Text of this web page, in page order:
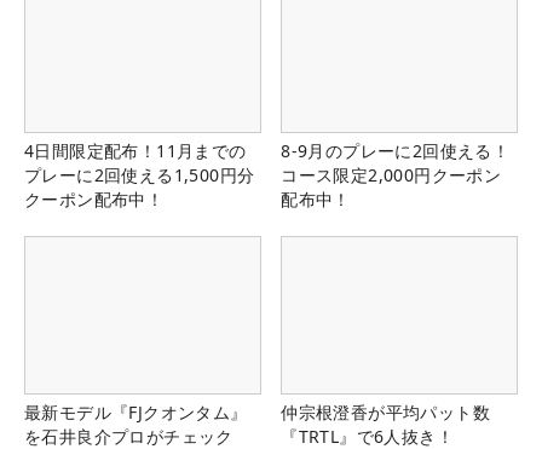
4日間限定配布！11月までの
プレーに2回使える1,500円分
クーポン配布中！
8-9月のプレーに2回使える！
コース限定2,000円クーポン
配布中！
最新モデル『FJクオンタム』
を石井良介プロがチェック
仲宗根澄香が平均パット数
『TRTL』で6人抜き！